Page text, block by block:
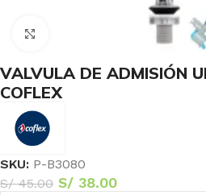
Haga Click para agrandar
VALVULA DE ADMISIÓN
COFLEX
SKU: P-B3080
S/45.00 S/ 38.00